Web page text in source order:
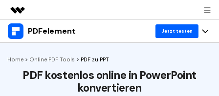
Top-Produkte
Dienstprogramme
Business
Überblick
Über uns
PDFelement Jetzt testen
Produkte
Desktop
Lösungen
Home > Online PDF Tools > PDF zu PPT
PDF kostenlos online in PowerPoint
konvertieren